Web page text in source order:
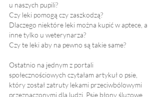
u naszych pupili?
Czy leki pomogą czy zaszkodzą?
Dlaczego niektóre leki można kupić w aptece, a
inne tylko u weterynarza?
Czy te leki aby na pewno są takie same?
Ostatnio na jednym z portali
społecznościowych czytałam artykuł o psie,
który został zatruty lekami przeciwbólowymi
przeznaczonymi dla ludzi. Psie błony śluzowe